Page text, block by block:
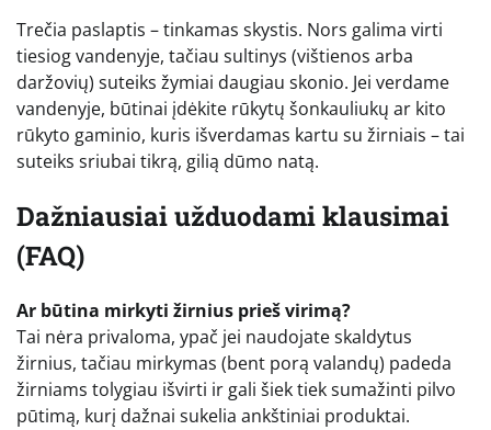
Trečia paslaptis – tinkamas skystis. Nors galima virti
tiesiog vandenyje, tačiau sultinys (vištienos arba
daržovių) suteiks žymiai daugiau skonio. Jei verdame
vandenyje, būtinai įdėkite rūkytų šonkauliukų ar kito
rūkyto gaminio, kuris išverdamas kartu su žirniais – tai
suteiks sriubai tikrą, gilią dūmo natą.
Dažniausiai užduodami klausimai
(FAQ)
Ar būtina mirkyti žirnius prieš virimą?
Tai nėra privaloma, ypač jei naudojate skaldytus
žirnius, tačiau mirkymas (bent porą valandų) padeda
žirniams tolygiau išvirti ir gali šiek tiek sumažinti pilvo
pūtimą, kurį dažnai sukelia ankštiniai produktai.